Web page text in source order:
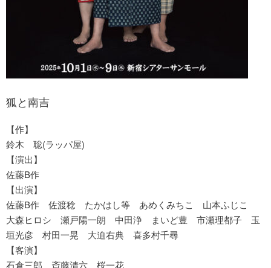
狐と南吉
【作】
鈴木 聡(ラッパ屋)
【演出】
佐藤B作
【出演】
佐藤B作 佐渡稔 たかはし等 あめくみちこ 山本ふじこ
大森ヒロシ 瀬戸陽一朗 中田浄 まいど豊 市瀬理都子 玉
垣光彦 村田一晃 大迫右典 喜多村千尋
【客演】
石倉三郎 斎藤清六 桜一花